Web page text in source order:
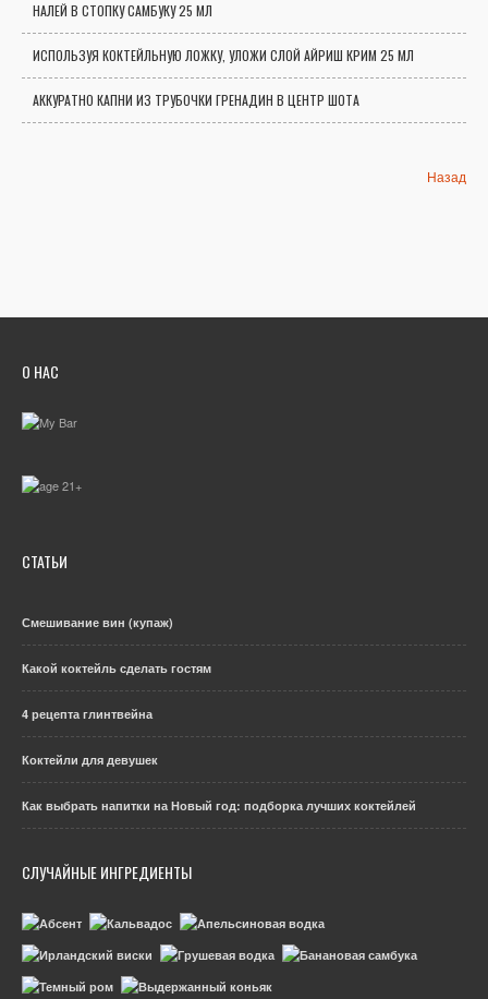
НАЛЕЙ В СТОПКУ САМБУКУ 25 МЛ
ИСПОЛЬЗУЯ КОКТЕЙЛЬНУЮ ЛОЖКУ, УЛОЖИ СЛОЙ АЙРИШ КРИМ 25 МЛ
АККУРАТНО КАПНИ ИЗ ТРУБОЧКИ ГРЕНАДИН В ЦЕНТР ШОТА
Назад
О НАС
СТАТЬИ
Смешивание вин (купаж)
Какой коктейль сделать гостям
4 рецепта глинтвейна
Коктейли для девушек
Как выбрать напитки на Новый год: подборка лучших коктейлей
СЛУЧАЙНЫЕ ИНГРЕДИЕНТЫ